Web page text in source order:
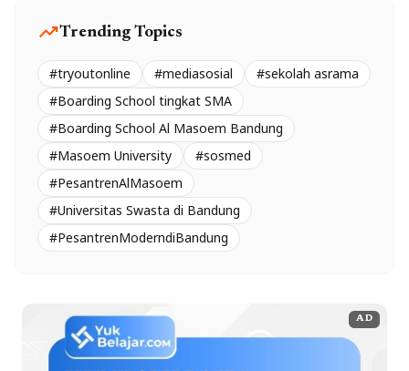
trending_upTrending Topics
#tryoutonline #mediasosial
#sekolah asrama
#Boarding School tingkat SMA
#Boarding School Al Masoem Bandung
#Masoem University
#sosmed
#PesantrenAlMasoem
#Universitas Swasta di Bandung
#PesantrenModerndiBandung
AD